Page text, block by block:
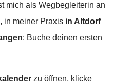
mich als Wegbegleiterin an
, in meiner Praxis in Altdorf
: Buche deinen ersten
zu öffnen, klicke